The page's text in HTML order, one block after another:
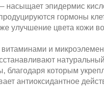
эпидермис
гормоны
улучшение цвета кожи
и
которым
антиоксидантное